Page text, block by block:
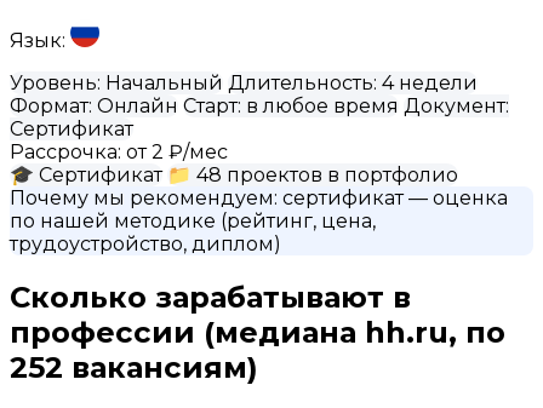
Язык:
Уровень: Начальный Длительность: 4 недели
Формат: Онлайн Старт: в любое время Документ:
Сертификат
Рассрочка: от 2 ₽/мес
🎓 Сертификат 📁 48 проектов в портфолио
Почему мы рекомендуем: сертификат— оценка
по нашей методике (рейтинг, цена,
трудоустройство, диплом)
Сколько зарабатывают в
профессии (медиана hh.ru, по
252 вакансиям)